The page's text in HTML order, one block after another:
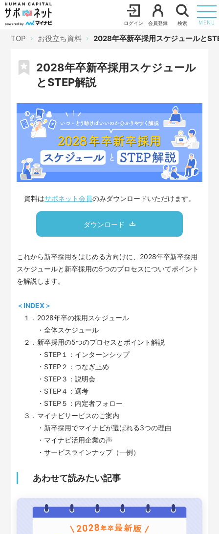
ログイン 会員登録 検索 MENU
TOP お役立ち資料 2028年卒新卒採用スケジュールと
2028年卒新卒採用スケジュール
とSTEP解説
資料はサポネット会員のみダウンロードいただけます。
ダウンロード
これから新卒採用をはじめる方向けに、2028年卒新卒採用
スケジュールと新卒採用の5つのプロセスについてポイント
を解説します。
＜INDEX＞
１．2028年卒の採用スケジュール
・全体スケジュール
２．新卒採用の5つのプロセスとポイント解説
・STEP１：インターンシップ
・STEP２：つなぎ止め
・STEP３：説明会
・STEP４：選考
・STEP５：内定者フォロー
３．マイナビサービスのご案内
・新卒採用でマイナビが選ばれる3つの理由
・マイナビ活用企業の声
・サービスラインナップ（一例）
あわせて読みたい記事